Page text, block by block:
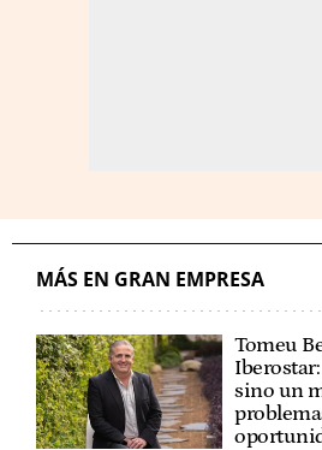
MÁS EN GRAN EMPRESA
Tomeu
sino un